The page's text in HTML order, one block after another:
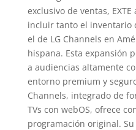
exclusivo de ventas,
incluir tanto el inventario
el de LG Channels en
hispana. Esta expansión
a audiencias altamente
entorno premium y
Channels, integrado de
TVs con webOS, ofrece
programación original.